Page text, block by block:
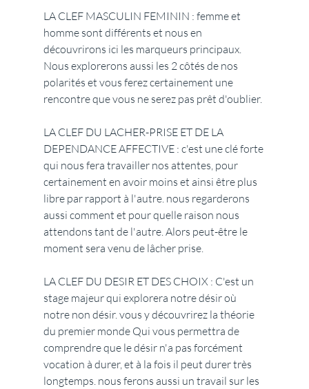
LA CLEF MASCULIN FEMININ : femme et
homme sont différents et nous en
découvrirons ici les marqueurs principaux.
Nous explorerons aussi les 2 côtés de nos
polarités et vous ferez certainement une
rencontre que vous ne serez pas prêt d'oublier.
LA CLEF DU LACHER-PRISE ET DE LA
DEPENDANCE AFFECTIVE : c'est une clé forte
qui nous fera travailler nos attentes, pour
certainement en avoir moins et ainsi être plus
libre par rapport à l'autre. nous regarderons
aussi comment et pour quelle raison nous
attendons tant de l'autre. Alors peut-être le
moment sera venu de lâcher prise.
LA CLEF DU DESIR ET DES CHOIX : C'est un
stage majeur qui explorera notre désir où
notre non désir. vous y découvrirez la théorie
du premier monde Qui vous permettra de
comprendre que le désir n'a pas forcément
vocation à durer, et à la fois il peut durer très
longtemps. nous ferons aussi un travail sur les